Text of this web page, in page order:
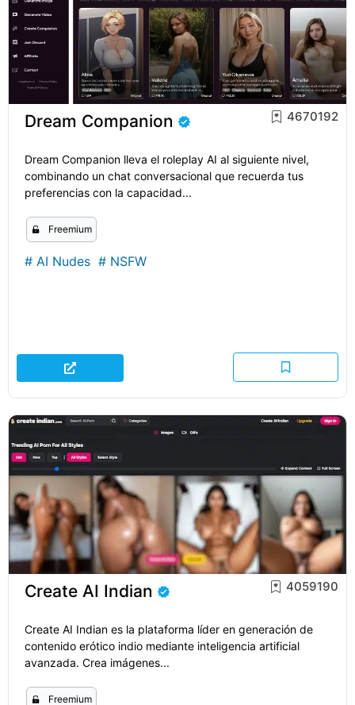
Dream Companion 4670192
Dream Companion lleva el roleplay AI al siguiente nivel,
combinando un chat conversacional que recuerda tus
preferencias con la capacidad...
Freemium
# AI Nudes # NSFW
Create AI Indian 4059190
Create AI Indian es la plataforma líder en generación de
contenido erótico indio mediante inteligencia artificial
avanzada. Crea imágenes...
Freemium